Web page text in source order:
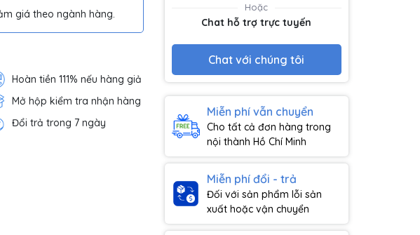
giá theo ngành hàng.
Hoàn tiền 111% nếu hàng giả
Mở hộp kiểm tra nhận hàng
Đổi trả trong 7 ngày
Hoặc
Chat hỗ trợ trực tuyến
Chat với chúng tôi
Miễn phí vẫn chuyển
Cho tất cả đơn hàng trong
nội thành Hồ Chí Minh
Miễn phí đổi - trả
Đối với sản phẩm lỗi sản
xuất hoặc vận chuyển